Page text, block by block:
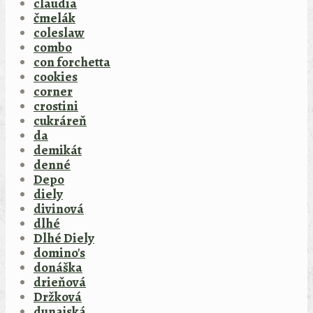
claudia
čmelák
coleslaw
combo
con forchetta
cookies
corner
crostini
cukráreň
da
demikát
denné
Depo
diely
divinová
dlhé
Dlhé Diely
domino's
donáška
drieňová
Držková